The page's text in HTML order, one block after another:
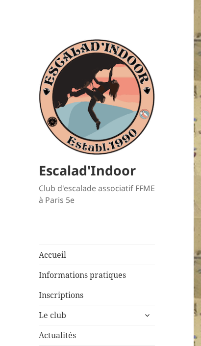
Escalad'Indoor
Club d'escalade associatif FFME
à Paris 5e
Accueil
Informations pratiques
Inscriptions
Le club
ouvrir
Actualités